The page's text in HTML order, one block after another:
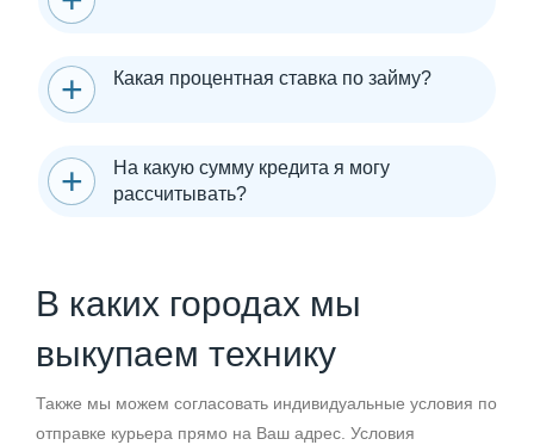
Какая процентная ставка по займу?
На какую сумму кредита я могу
рассчитывать?
В каких городах мы
выкупаем технику
Также мы можем согласовать индивидуальные условия по
отправке курьера прямо на Ваш адрес. Условия